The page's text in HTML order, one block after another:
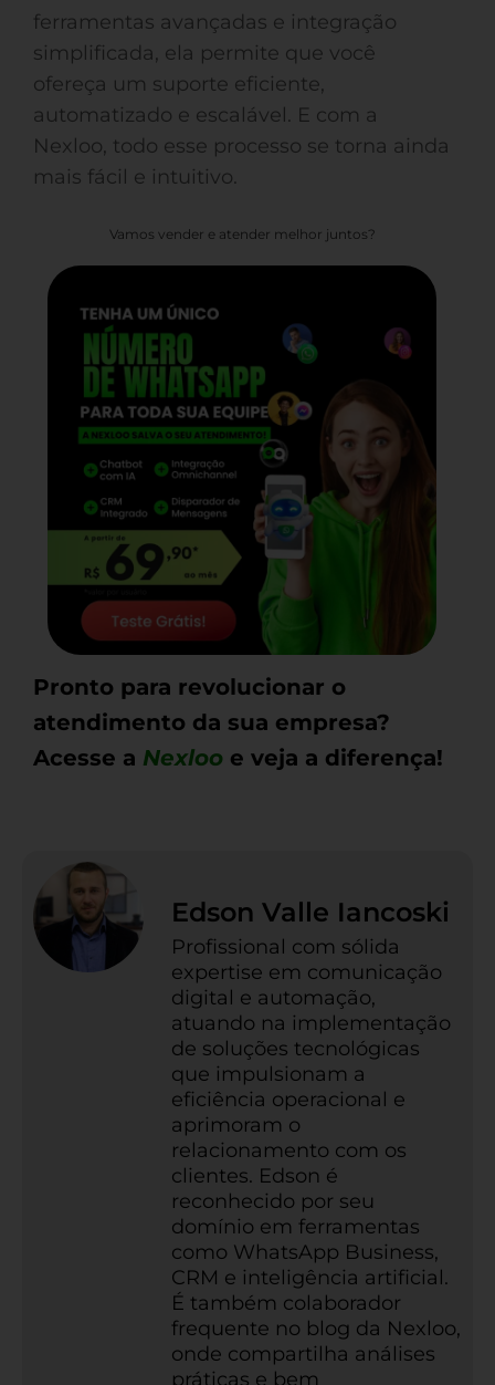
ferramentas avançadas e integração
simplificada, ela permite que você
ofereça um suporte eficiente,
automatizado e escalável. E com a
Nexloo, todo esse processo se torna ainda
mais fácil e intuitivo.
Vamos vender e atender melhor juntos?
Pronto para revolucionar o
atendimento da sua empresa?
Acesse a Nexloo e veja a diferença!
Edson Valle Iancoski
Profissional com sólida
expertise em comunicação
digital e automação,
atuando na implementação
de soluções tecnológicas
que impulsionam a
eficiência operacional e
aprimoram o
relacionamento com os
clientes. Edson é
reconhecido por seu
domínio em ferramentas
como WhatsApp Business,
CRM e inteligência artificial.
É também colaborador
frequente no blog da Nexloo,
onde compartilha análises
práticas e bem